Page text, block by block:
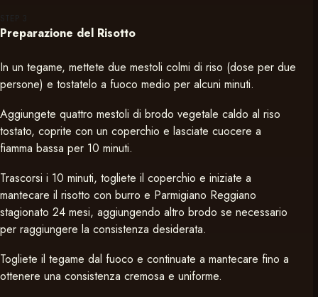
STEP 3
Preparazione del Risotto
In un tegame, mettete due mestoli colmi di riso (dose per due
persone) e tostatelo a fuoco medio per alcuni minuti.
Aggiungete quattro mestoli di brodo vegetale caldo al riso
tostato, coprite con un coperchio e lasciate cuocere a
fiamma bassa per 10 minuti.
Trascorsi i 10 minuti, togliete il coperchio e iniziate a
mantecare il risotto con burro e Parmigiano Reggiano
stagionato 24 mesi, aggiungendo altro brodo se necessario
per raggiungere la consistenza desiderata.
Togliete il tegame dal fuoco e continuate a mantecare fino a
ottenere una consistenza cremosa e uniforme.